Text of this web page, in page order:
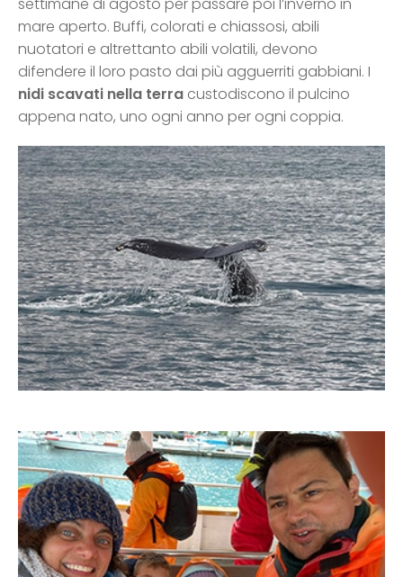
settimane di agosto per passare poi l’inverno in
mare aperto. Buffi, colorati e chiassosi, abili
nuotatori e altrettanto abili volatili, devono
difendere il loro pasto dai più agguerriti gabbiani. I
nidi scavati nella terra custodiscono il pulcino
appena nato, uno ogni anno per ogni coppia.